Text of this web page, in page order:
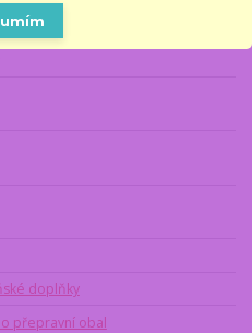
doplňky
přepravní obal